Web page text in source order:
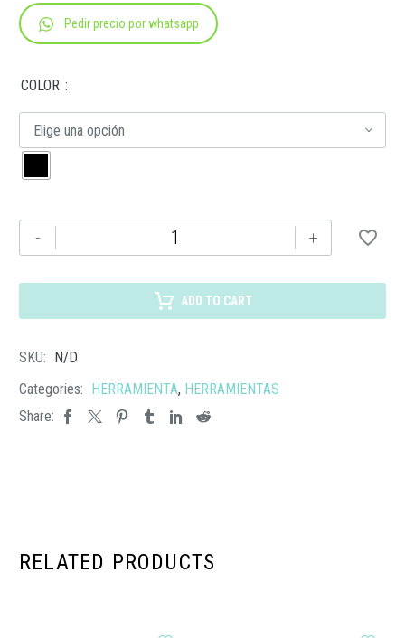
Pedir precio por whatsapp
COLOR
Elige una opción
-
032
cantidad
+
ADD TO CART
SKU: N/D
Categories: HERRAMIENTA, HERRAMIENTAS
Share:
RELATED PRODUCTS